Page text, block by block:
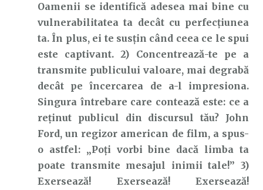
Oamenii se identifică adesea mai bine cu
vulnerabilitatea ta decât cu perfecțiunea
ta. În plus, ei te susțin când ceea ce le spui
este captivant. 2) Concentrează-te pe a
transmite publicului valoare, mai degrabă
decât pe încercarea de a-l impresiona.
Singura întrebare care contează este: ce a
reținut publicul din discursul tău? John
Ford, un regizor american de film, a spus-
o astfel: „Poți vorbi bine dacă limba ta
poate transmite mesajul inimii tale!” 3)
Exersează! Exersează! Exersează!